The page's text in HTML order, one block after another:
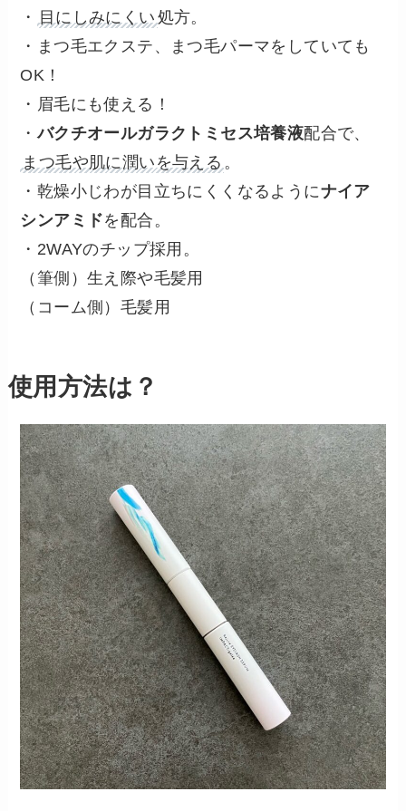
・ 目にしみにくい 処方。
・まつ毛エクステ、まつ毛パーマをしていても
OK！
・眉毛にも使える！
・バクチオールガラクトミセス培養液配合で、
まつ毛や肌に潤いを与える 。
・乾燥小じわが目立ちにくくなるようにナイア
シンアミドを配合。
・2WAYのチップ採用。
（筆側）生え際や毛髪用
（コーム側）毛髪用
使用方法は？